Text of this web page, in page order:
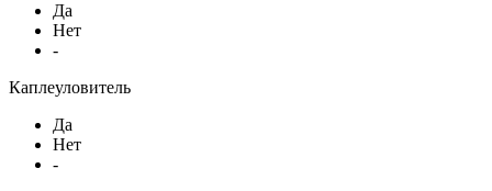
Да
Нет
-
Каплеуловитель
Да
Нет
-